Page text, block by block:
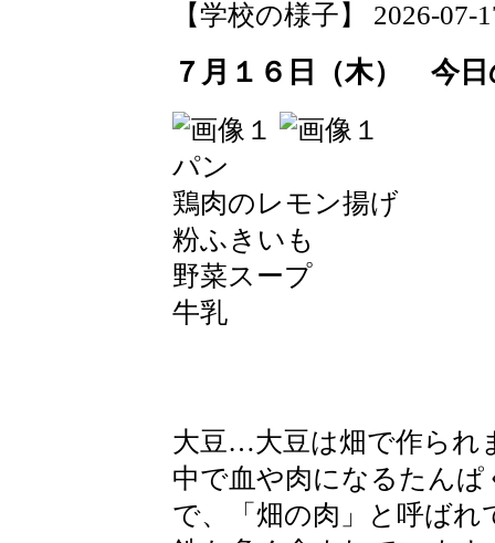
【学校の様子】 2026-07-
７月１６日（木） 今日
パン
鶏肉のレモン揚げ
粉ふきいも
野菜スープ
牛乳
大豆…大豆は畑で作られ
中で血や肉になるたん
で、「畑の肉」と呼ば